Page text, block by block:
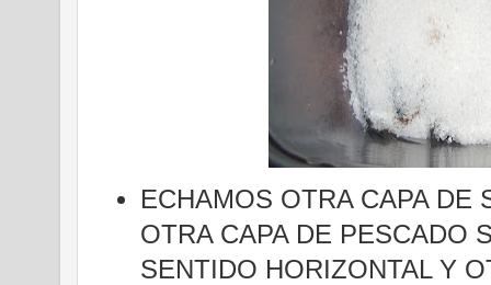
ECHAMOS OTRA CAPA DE
OTRA CAPA DE PESCADO
SENTIDO HORIZONTAL Y